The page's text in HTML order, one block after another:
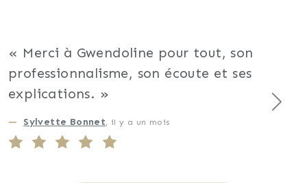
Merci à Gwendoline pour tout, son
professionnalisme, son écoute et ses
explications.
Sylvette Bonnet , il y a un mois